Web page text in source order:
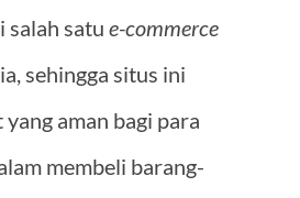
salah satu e-commerce
sehingga situs ini
aman bagi para
membeli barang-